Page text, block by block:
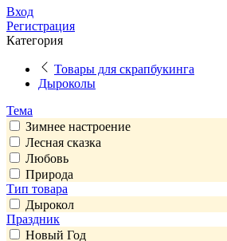
Вход
Регистрация
Категория
Товары для скрапбукинга
Дыроколы
Тема
Зимнее настроение
Лесная сказка
Любовь
Природа
Тип товара
Дырокол
Праздник
Новый Год